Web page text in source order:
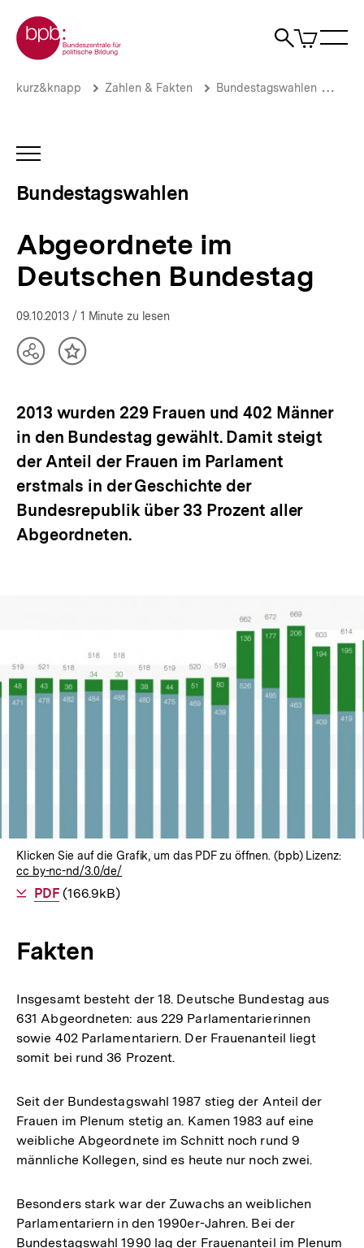
zum
Seiteninhalt
springen
Zur Startseite der bpb
Suche
Artikel
im
Abgeordnete
Bundestagswahlen
bpb.de
Brotkrümelnavigation
Pfadnavigation
kurz&knapp Zahlen & Fakten Bundestagswahlen
INHALTSNAVIGATION
Bundestagswahlen
Abgeordnete im
Deutschen Bundestag
09.10.2013 / 1 Minute zu lesen
TeilenInhalt
2013 wurden 229 Frauen und 402 Männer
in den Bundestag gewählt. Damit steigt
der Anteil der Frauen im Parlament
erstmals in der Geschichte der
Bundesrepublik über 33 Prozent aller
Abgeordneten.
Klicken Sie auf die Grafik, um das PDF zu öffnen. (bpb) Lizenz:
cc by-nc-nd/3.0/de/
Als
PDFherunterladen
(166.9kB)
Fakten
Insgesamt besteht der 18. Deutsche Bundestag aus
631 Abgeordneten: aus 229 Parlamentarierinnen
sowie 402 Parlamentariern. Der Frauenanteil liegt
somit bei rund 36 Prozent.
Seit der Bundestagswahl 1987 stieg der Anteil der
Frauen im Plenum stetig an. Kamen 1983 auf eine
weibliche Abgeordnete im Schnitt noch rund 9
männliche Kollegen, sind es heute nur noch zwei.
Besonders stark war der Zuwachs an weiblichen
Parlamentariern in den 1990er-Jahren. Bei der
Bundestagswahl 1990 lag der Frauenanteil im Plenum